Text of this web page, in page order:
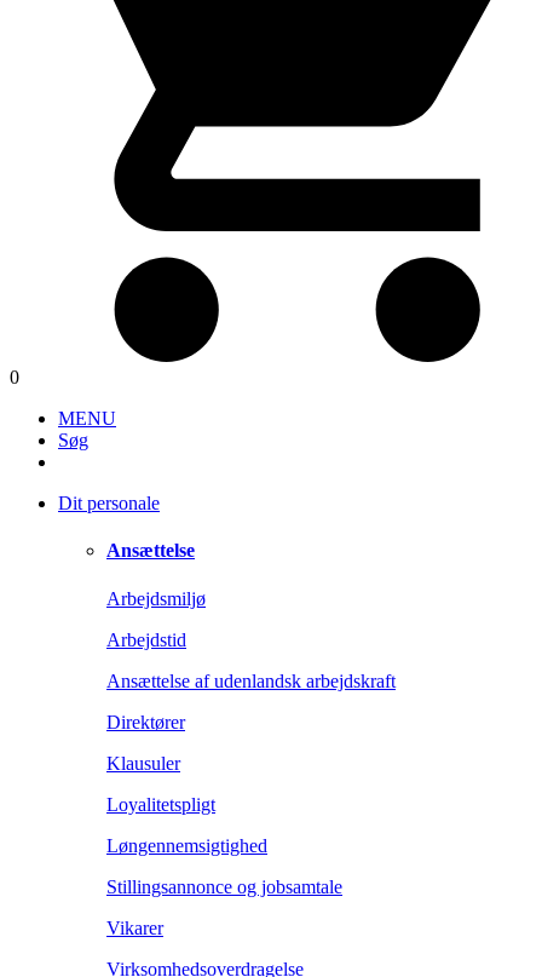
0
MENU
Søg
Dit personale
Ansættelse
Arbejdsmiljø
Arbejdstid
Ansættelse af udenlandsk arbejdskraft
Direktører
Klausuler
Loyalitetspligt
Løngennemsigtighed
Stillingsannonce og jobsamtale
Vikarer
Virksomhedsoverdragelse